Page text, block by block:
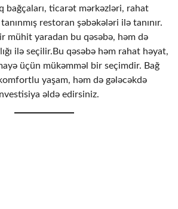
bağçaları, ticarət mərkəzləri, rahat
restoran şəbəkələri ilə tanınır.
mühit yaradan bu qəsəbə, həm də
ilə seçilir.Bu qəsəbə həm rahat həyat,
üçün mükəmməl bir seçimdir. Bağ
yaşam, həm də gələcəkdə
əldə edirsiniz.